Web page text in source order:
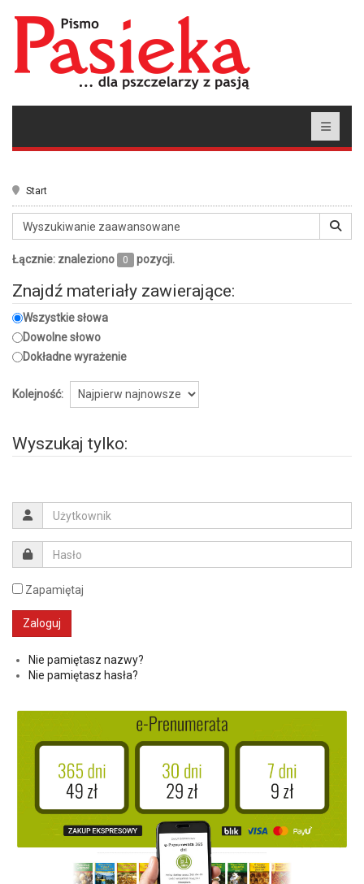
Start
Łącznie: znaleziono 0 pozycji.
Znajdź materiały zawierające:
Wszystkie słowa
Dowolne słowo
Dokładne wyrażenie
Kolejność:
Wyszukaj tylko:
Zapamiętaj
Nie pamiętasz nazwy?
Nie pamiętasz hasła?